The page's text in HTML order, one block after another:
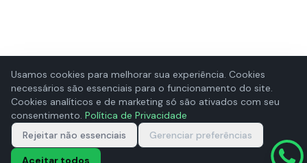
Usamos cookies para melhorar sua experiência. Cookies
necessários são essenciais para o funcionamento do site.
Cookies analíticos e de marketing só são ativados com seu
consentimento. Política de Privacidade
Rejeitar não essenciais
Gerenciar preferências
Aceitar todos